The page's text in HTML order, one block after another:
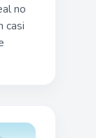
no
casi